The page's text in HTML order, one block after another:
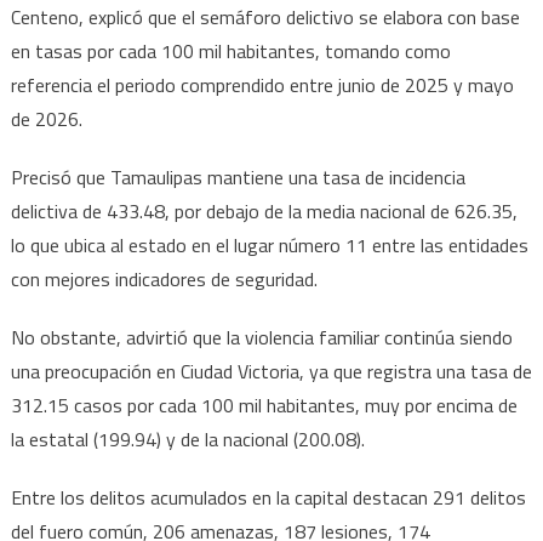
Centeno, explicó que el semáforo delictivo se elabora con base
en tasas por cada 100 mil habitantes, tomando como
referencia el periodo comprendido entre junio de 2025 y mayo
de 2026.
Precisó que Tamaulipas mantiene una tasa de incidencia
delictiva de 433.48, por debajo de la media nacional de 626.35,
lo que ubica al estado en el lugar número 11 entre las entidades
con mejores indicadores de seguridad.
No obstante, advirtió que la violencia familiar continúa siendo
una preocupación en Ciudad Victoria, ya que registra una tasa de
312.15 casos por cada 100 mil habitantes, muy por encima de
la estatal (199.94) y de la nacional (200.08).
Entre los delitos acumulados en la capital destacan 291 delitos
del fuero común, 206 amenazas, 187 lesiones, 174